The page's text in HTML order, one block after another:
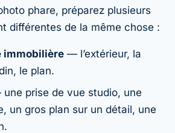
phare, préparez plusieurs
différentes de la même chose :
immobilière — l’extérieur, la
le plan.
prise de vue studio, une
un gros plan sur un détail, une